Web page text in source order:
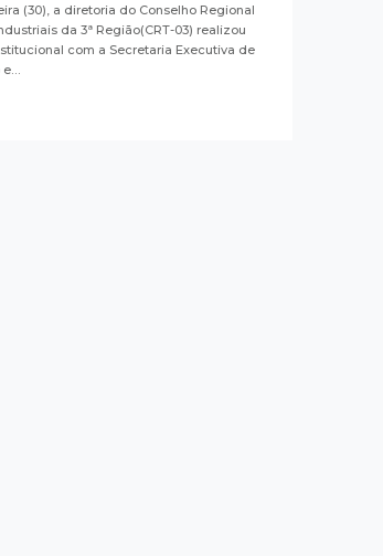
(30), a diretoria do Conselho Regional
da 3ª Região(CRT-03) realizou
com a Secretaria Executiva de